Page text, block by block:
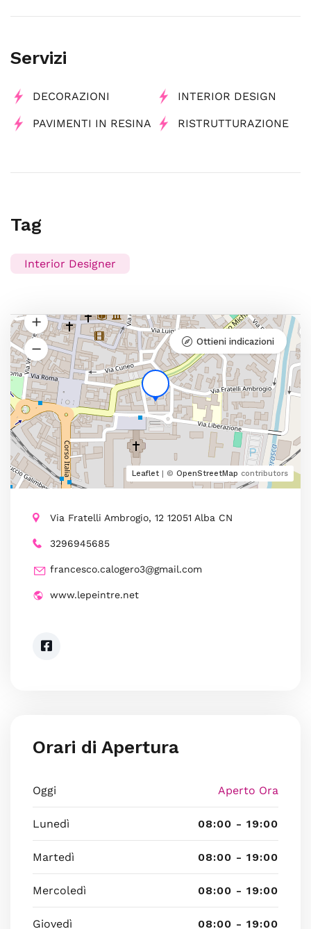
Servizi
DECORAZIONI INTERIOR DESIGN
PAVIMENTI IN RESINA RISTRUTTURAZIONE
Tag
Interior Designer
Leaflet | © OpenStreetMap contributors
Ottieni indicazioni
Via Fratelli Ambrogio, 12 12051 Alba CN
3296945685
francesco.calogero3@gmail.com
www.lepeintre.net
Orari di Apertura
Oggi Aperto Ora
Lunedì 08:00 - 19:00
Martedì 08:00 - 19:00
Mercoledì 08:00 - 19:00
Giovedì 08:00 - 19:00